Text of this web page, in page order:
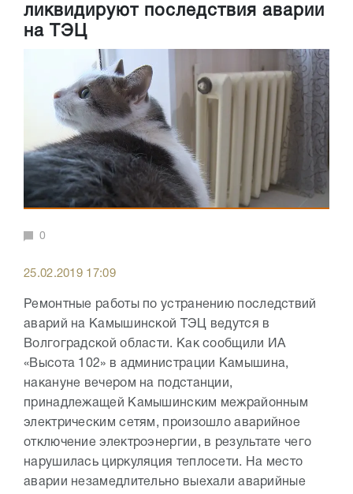
ликвидируют последствия аварии
на ТЭЦ
0
25.02.2019 17:09
Ремонтные работы по устранению последствий
аварий на Камышинской ТЭЦ ведутся в
Волгоградской области. Как сообщили ИА
«Высота 102» в администрации Камышина,
накануне вечером на подстанции,
принадлежащей Камышинским межрайонным
электрическим сетям, произошло аварийное
отключение электроэнергии, в результате чего
нарушилась циркуляция теплосети. На место
аварии незамедлительно выехали аварийные